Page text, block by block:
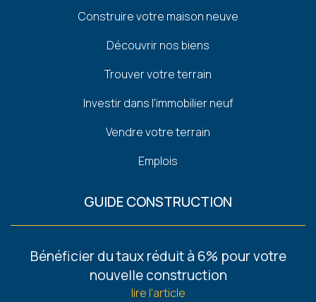
Construire votre maison neuve
Découvrir nos biens
Trouver votre terrain
Investir dans l'immobilier neuf
Vendre votre terrain
Emplois
GUIDE CONSTRUCTION
Footer
Bénéficier du taux réduit à 6% pour votre
nouvelle construction
lire l'article